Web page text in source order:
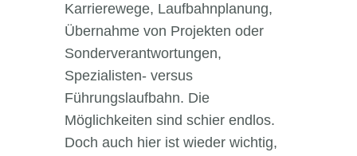
Karrierewege, Laufbahnplanung,
Übernahme von Projekten oder
Sonderverantwortungen,
Spezialisten- versus
Führungslaufbahn. Die
Möglichkeiten sind schier endlos.
Doch auch hier ist wieder wichtig,